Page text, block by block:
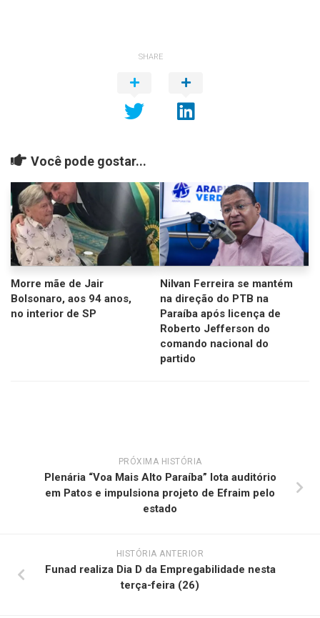
SHARE
Você pode gostar...
Morre mãe de Jair
Bolsonaro, aos 94 anos,
no interior de SP
Nilvan Ferreira se mantém
na direção do PTB na
Paraíba após licença de
Roberto Jefferson do
comando nacional do
partido
PRÓXIMA HISTÓRIA
Plenária “Voa Mais Alto Paraíba” lota auditório
em Patos e impulsiona projeto de Efraim pelo
estado
HISTÓRIA ANTERIOR
Funad realiza Dia D da Empregabilidade nesta
terça-feira (26)